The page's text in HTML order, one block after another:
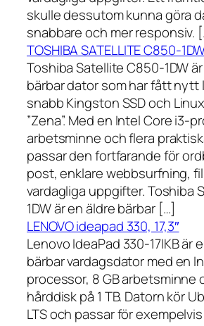
skulle dessutom kunna göra
snabbare och mer responsiv.
TOSHIBA SATELLITE C850-
Toshiba Satellite C850-1DW
bärbar dator som har fått nytt
snabb Kingston SSD och
”Zena”. Med en Intel Core i3-
arbetsminne och flera
passar den fortfarande för
post, enklare webbsurfning,
vardagliga uppgifter. Toshiba
1DW är en äldre bärbar […]
LENOVO ideapad 330, 17,3″
Lenovo IdeaPad 330-17IKB är
bärbar vardagsdator med en
processor, 8 GB arbetsminne
hårddisk på 1 TB. Datorn kör
LTS och passar för exempelvis